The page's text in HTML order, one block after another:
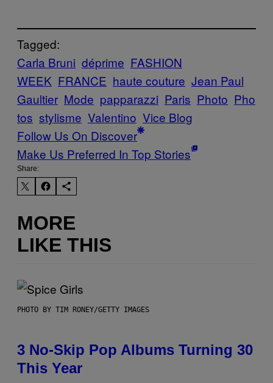
Tagged:
Carla Bruni déprime FASHION
WEEK FRANCE haute couture Jean Paul
Gaultier Mode papparazzi Paris Photo Pho
tos stylisme Valentino Vice Blog
Follow Us On Discover
Make Us Preferred In Top Stories
Share:
MORE
LIKE THIS
PHOTO BY TIM RONEY/GETTY IMAGES
3 No-Skip Pop Albums Turning 30
This Year